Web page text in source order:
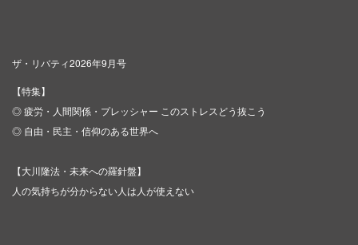
ザ・リバティ2026年9月号
【特集】
◎ 疲労・人間関係・プレッシャー このストレスどう抜こう
◎ 自由・民主・信仰のある世界へ
【大川隆法・未来への羅針盤】
人の気持ちが分からない人は人が使えない